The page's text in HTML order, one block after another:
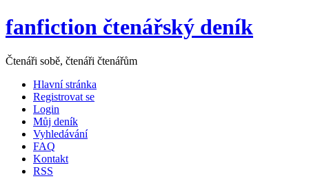
fanfiction čtenářský deník
Čtenáři sobě, čtenáři čtenářům
Hlavní stránka
Registrovat se
Login
Můj deník
Vyhledávání
FAQ
Kontakt
RSS